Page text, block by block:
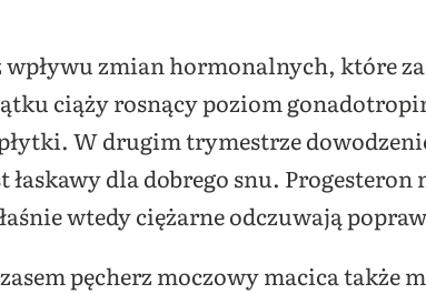
zmian hormonalnych, które
ciąży rosnący poziom
W drugim trymestrze
dla dobrego snu. Progesteron
wtedy ciężarne odczuwają
pęcherz moczowy macica także